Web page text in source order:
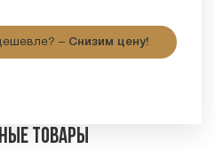
– Снизим цену!
товары